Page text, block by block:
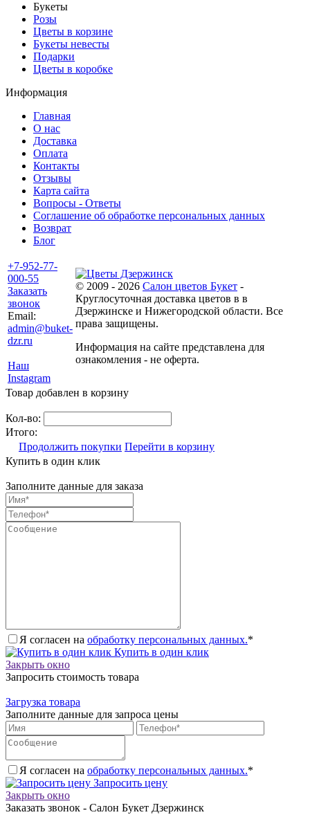
Букеты
Розы
Цветы в корзине
Букеты невесты
Подарки
Цветы в коробке
Информация
Главная
О нас
Доставка
Оплата
Контакты
Отзывы
Карта сайта
Вопросы - Ответы
Соглашение об обработке персональных данных
Возврат
Блог
+7-952-77-
000-55
Заказать
звонок
Email:
admin@buket-
dzr.ru
Наш
Instagram
© 2009 - 2026 Салон цветов Букет -
Круглосуточная доставка цветов в в
Дзержинске и Нижегородской области. Все
права защищены.
Информация на сайте представлена для
ознакомления - не оферта.
Товар добавлен в корзину
Кол-во:
Итого:
Продолжить покупки Перейти в корзину
Купить в один клик
Заполните данные для заказа
Я согласен на обработку персональных данных.*
Купить в один клик
Закрыть окно
Запросить стоимость товара
Загрузка товара
Заполните данные для запроса цены
Я согласен на обработку персональных данных.*
Запросить цену
Закрыть окно
Заказать звонок - Салон Букет Дзержинск